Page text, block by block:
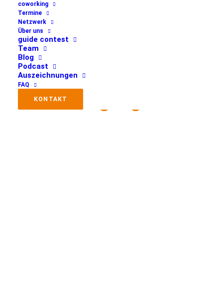
coworking
Termine
Netzwerk
Über uns
guide contest
Team
Blog
Podcast
Auszeichnungen
FAQ
KONTAKT
Brezeln fürs Business
| Branchentreffen für
Gründerinnen aus den
Bereichen Gesundheit
und Bewegung